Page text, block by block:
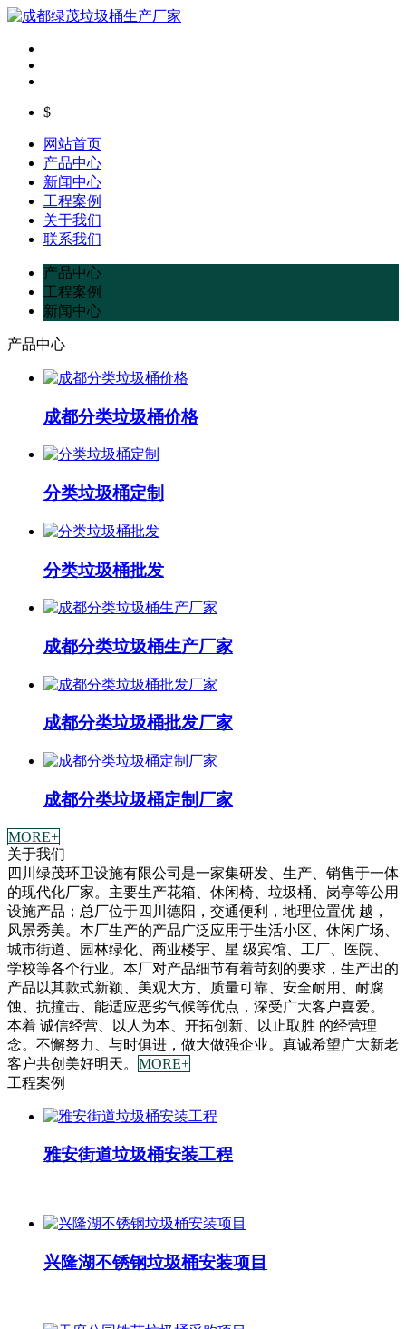
$
网站首页
产品中心
新闻中心
工程案例
关于我们
联系我们
产品中心
工程案例
新闻中心
产品中心
成都分类垃圾桶价格
分类垃圾桶定制
分类垃圾桶批发
成都分类垃圾桶生产厂家
成都分类垃圾桶批发厂家
成都分类垃圾桶定制厂家
MORE+
关于我们
四川绿茂环卫设施有限公司是一家集研发、生产、销售于一体
的现代化厂家。主要生产花箱、休闲椅、垃圾桶、岗亭等公用
设施产品；总厂位于四川德阳，交通便利，地理位置优 越，
风景秀美。本厂生产的产品广泛应用于生活小区、休闲广场、
城市街道、园林绿化、商业楼宇、星 级宾馆、工厂、医院、
学校等各个行业。本厂对产品细节有着苛刻的要求，生产出的
产品以其款式新颖、美观大方、质量可靠、安全耐用、耐腐
蚀、抗撞击、能适应恶劣气候等优点，深受广大客户喜爱。
本着 诚信经营、以人为本、开拓创新、以止取胜 的经营理
念。不懈努力、与时俱进，做大做强企业。真诚希望广大新老
客户共创美好明天。 MORE+
工程案例
雅安街道垃圾桶安装工程
兴隆湖不锈钢垃圾桶安装项目